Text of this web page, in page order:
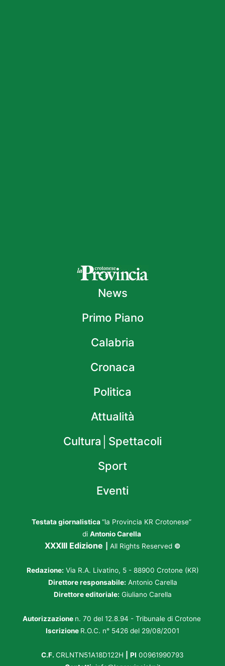
News
Primo Piano
Calabria
Cronaca
Politica
Attualità
Cultura│Spettacoli
Sport
Eventi
Testata giornalistica “la Provincia KR Crotonese”
di Antonio Carella
XXXIII Edizione All Rights Reserved ©
Redazione: Via R.A. Livatino, 5 - 88900 Crotone (KR)
Direttore responsabile: Antonio Carella
Direttore editoriale: Giuliano Carella
Autorizzazione n. 70 del 12.8.94 - Tribunale di Crotone
Iscrizione R.O.C. n° 5426 del 29/08/2001
C.F. CRLNTN51A18D122H PI 00961990793